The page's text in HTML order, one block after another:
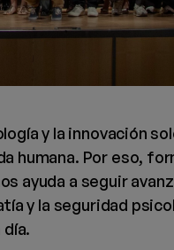
y la innovación
humana. Por eso,
ayuda a seguir
y la seguridad